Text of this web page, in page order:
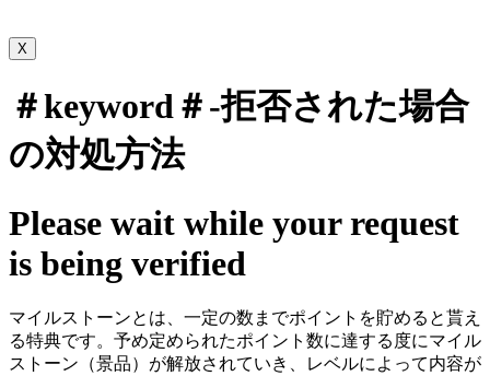
X
＃keyword＃-拒否された場合
の対処方法
Please wait while your request
is being verified
マイルストーンとは、一定の数までポイントを貯めると貰え
る特典です。予め定められたポイント数に達する度にマイル
ストーン（景品）が解放されていき、レベルによって内容が